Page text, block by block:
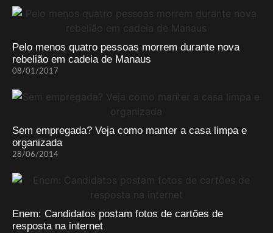
Pelo menos quatro pessoas morrem durante nova
rebelião em cadeia de Manaus
08/01/2017
Sem empregada? Veja como manter a casa limpa e
organizada
28/06/2014
Enem: Candidatos postam fotos de cartões de
resposta na internet